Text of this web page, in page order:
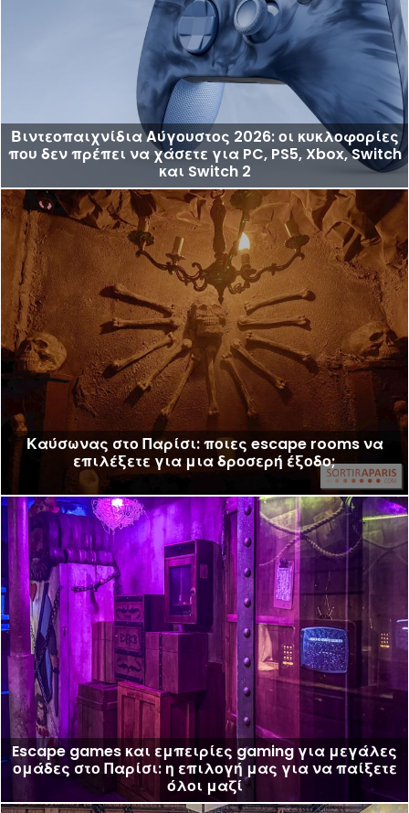
Βιντεοπαιχνίδια Αύγουστος 2026: οι κυκλοφορίες
που δεν πρέπει να χάσετε για PC, PS5, Xbox, Switch
και Switch 2
Καύσωνας στο Παρίσι: ποιες escape rooms να
επιλέξετε για μια δροσερή έξοδο;
Escape games και εμπειρίες gaming για μεγάλες
ομάδες στο Παρίσι: η επιλογή μας για να παίξετε
όλοι μαζί